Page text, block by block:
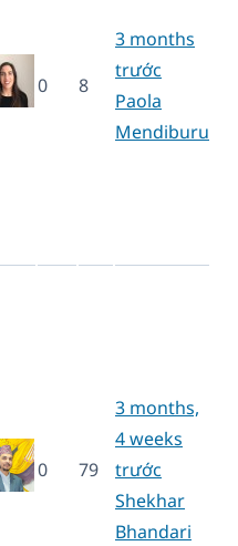
0 8
3 months
trước
Paola
Mendiburu
0 79
3 months,
4 weeks
trước
Shekhar
Bhandari